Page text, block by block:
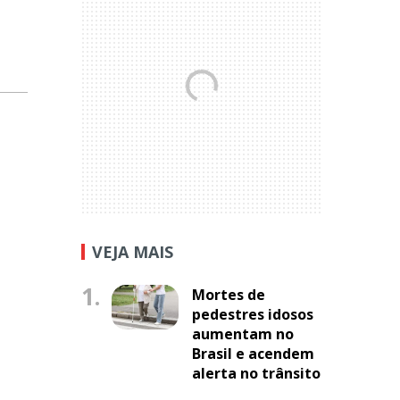
VEJA MAIS
1.
Mortes de
pedestres idosos
aumentam no
Brasil e acendem
alerta no trânsito